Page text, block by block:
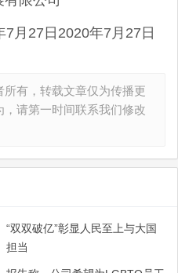
月27日2020年7月27日
有，转载文章仅为传播更
请第一时间联系我们修改
“双双破亿”彰显人民至上与大国
担当